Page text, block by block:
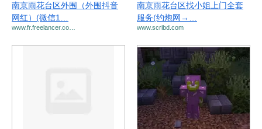
南京雨花台区外围（外围抖音
网红）(微信1…
www.fr.freelancer.co…
南京雨花台区找小姐上门全套
服务(约炮网→…
www.scribd.com